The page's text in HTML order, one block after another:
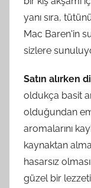
yanı sıra,
Mac Baren'in
sizlere
Satın alırken
oldukça basit
olduğundan
aromalarını
kaynaktan
hasarsız
güzel bir lezzeti